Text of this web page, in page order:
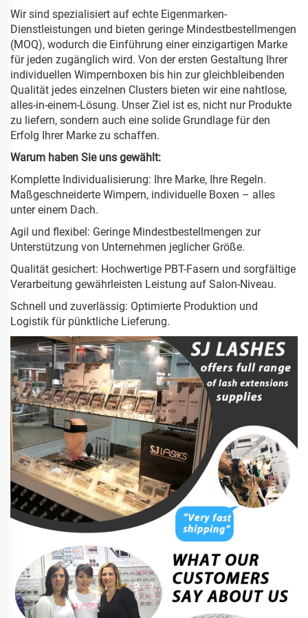
Wir sind spezialisiert auf echte Eigenmarken-
Dienstleistungen und bieten geringe Mindestbestellmengen
(MOQ), wodurch die Einführung einer einzigartigen Marke
für jeden zugänglich wird. Von der ersten Gestaltung Ihrer
individuellen Wimpernboxen bis hin zur gleichbleibenden
Qualität jedes einzelnen Clusters bieten wir eine nahtlose,
alles-in-einem-Lösung. Unser Ziel ist es, nicht nur Produkte
zu liefern, sondern auch eine solide Grundlage für den
Erfolg Ihrer Marke zu schaffen.
Warum haben Sie uns gewählt:
Komplette Individualisierung: Ihre Marke, Ihre Regeln.
Maßgeschneiderte Wimpern, individuelle Boxen – alles
unter einem Dach.
Agil und flexibel: Geringe Mindestbestellmengen zur
Unterstützung von Unternehmen jeglicher Größe.
Qualität gesichert: Hochwertige PBT-Fasern und sorgfältige
Verarbeitung gewährleisten Leistung auf Salon-Niveau.
Schnell und zuverlässig: Optimierte Produktion und
Logistik für pünktliche Lieferung.